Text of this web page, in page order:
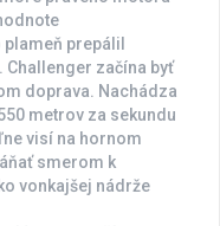
prepálil
Challenger začína byť
doprava. Nachádza
metrov za sekundu
visí na hornom
smerom k
vonkajšej nádrže